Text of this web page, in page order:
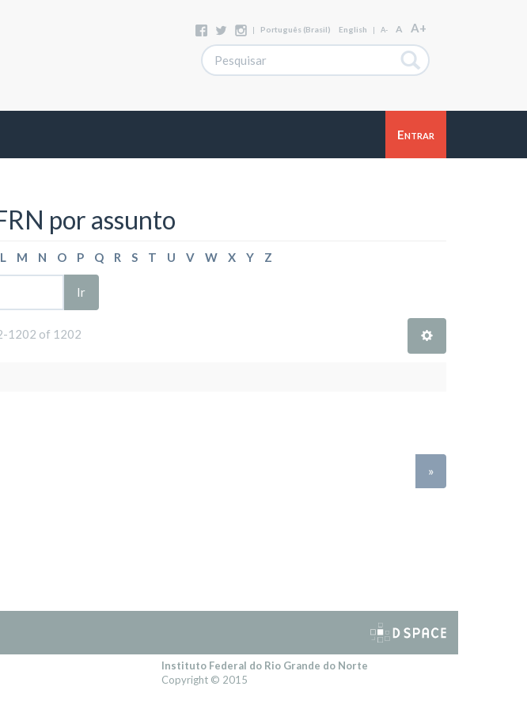
| Português (Brasil) English | A- A A+
Entrar
por assunto
L M N O P Q R S T U V W X Y Z
Ir
1202 of 1202
»
Instituto Federal do Rio Grande do Norte
Copyright © 2015